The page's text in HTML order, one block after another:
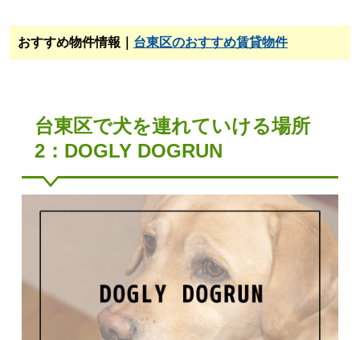
おすすめ物件情報｜ 台東区のおすすめ賃貸物件
台東区で犬を連れていける場所
2：DOGLY DOGRUN